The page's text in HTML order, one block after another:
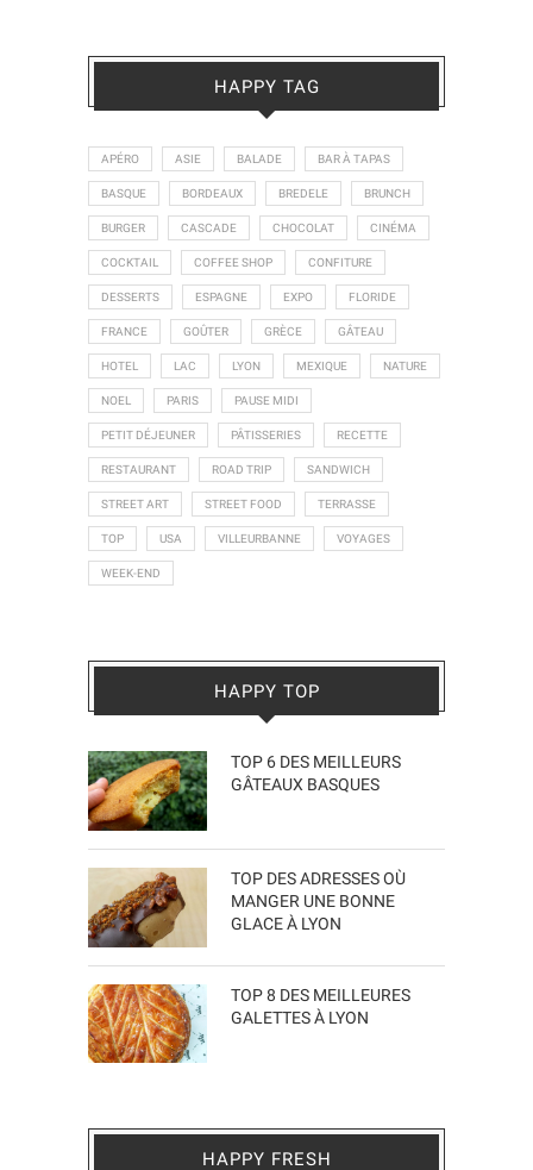
HAPPY TAG
APÉRO ASIE BALADE BAR À TAPAS
BASQUE BORDEAUX BREDELE BRUNCH
BURGER CASCADE CHOCOLAT CINÉMA
COCKTAIL COFFEE SHOP CONFITURE
DESSERTS ESPAGNE EXPO FLORIDE
FRANCE GOÛTER GRÈCE GÂTEAU
HOTEL LAC LYON MEXIQUE NATURE
NOEL PARIS PAUSE MIDI
PETIT DÉJEUNER PÂTISSERIES RECETTE
RESTAURANT ROAD TRIP SANDWICH
STREET ART STREET FOOD TERRASSE
TOP USA VILLEURBANNE VOYAGES
WEEK-END
HAPPY TOP
TOP 6 DES MEILLEURS
GÂTEAUX BASQUES
TOP DES ADRESSES OÙ
MANGER UNE BONNE
GLACE À LYON
TOP 8 DES MEILLEURES
GALETTES À LYON
HAPPY FRESH